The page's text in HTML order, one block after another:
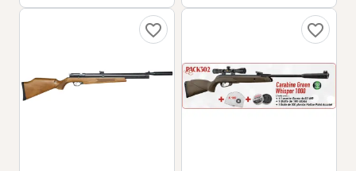
favorite_border favorite_border